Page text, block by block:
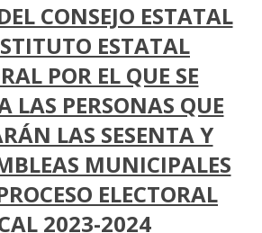
CONSEJO ESTATAL
ESTATAL
POR EL QUE SE
LAS PERSONAS QUE
LAS SESENTA Y
MUNICIPALES
ELECTORAL
2023-2024